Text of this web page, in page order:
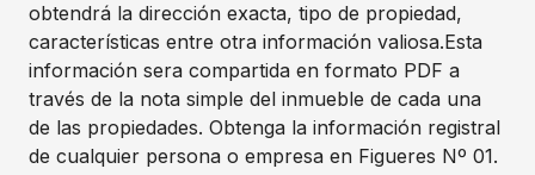
obtendrá la dirección exacta, tipo de propiedad,
características entre otra información valiosa.Esta
información sera compartida en formato PDF a
través de la nota simple del inmueble de cada una
de las propiedades. Obtenga la información registral
de cualquier persona o empresa en Figueres Nº 01.